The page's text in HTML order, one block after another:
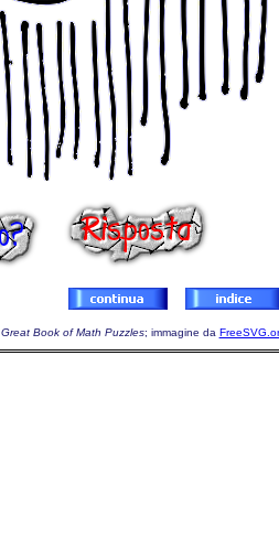
Great Book of Math Puzzles; immagine da